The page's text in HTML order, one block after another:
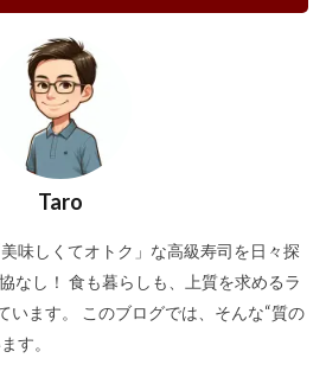
Taro
味しくてオトク」な高級寿司を日々探
なし！ 食も暮らしも、上質を求めるラ
います。 このブログでは、そんな“質の
す。